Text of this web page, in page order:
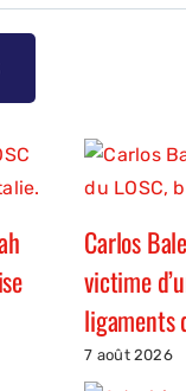
Carlos
victime
ligaments
7 août 2026